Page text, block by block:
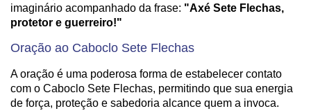
imaginário acompanhado da frase: "Axé Sete Flechas,
protetor e guerreiro!"
Oração ao Caboclo Sete Flechas
A oração é uma poderosa forma de estabelecer contato
com o Caboclo Sete Flechas, permitindo que sua energia
de força, proteção e sabedoria alcance quem a invoca.